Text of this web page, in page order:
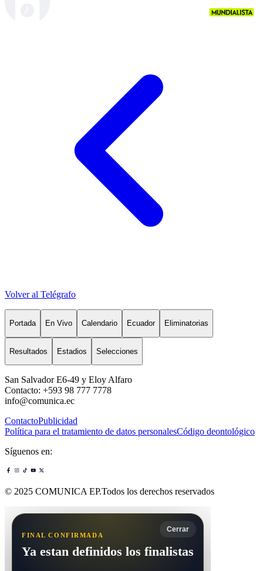
Volver al Telégrafo
Portada En Vivo Calendario Ecuador Eliminatorias
Resultados Estadios Selecciones
San Salvador E6-49 y Eloy Alfaro
Contacto: +593 98 777 7778
info@comunica.ec
ContactoPublicidad
Política para el tratamiento de datos personalesCódigo deontológico
Síguenos en:
© 2025 COMUNICA EP.Todos los derechos reservados
Cerrar
FINAL CONFIRMADA
Ya estan definidos los finalistas